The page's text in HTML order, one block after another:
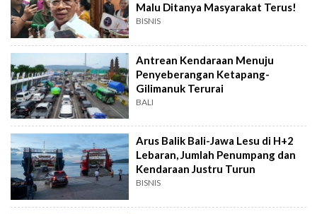
Malu Ditanya Masyarakat Terus!
BISNIS
Antrean Kendaraan Menuju
Penyeberangan Ketapang-
Gilimanuk Terurai
BALI
Arus Balik Bali-Jawa Lesu di H+2
Lebaran, Jumlah Penumpang dan
Kendaraan Justru Turun
BISNIS